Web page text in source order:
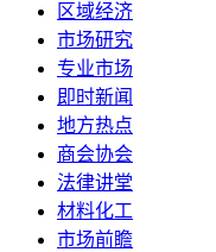
区域经济
市场研究
专业市场
即时新闻
地方热点
商会协会
法律讲堂
材料化工
市场前瞻